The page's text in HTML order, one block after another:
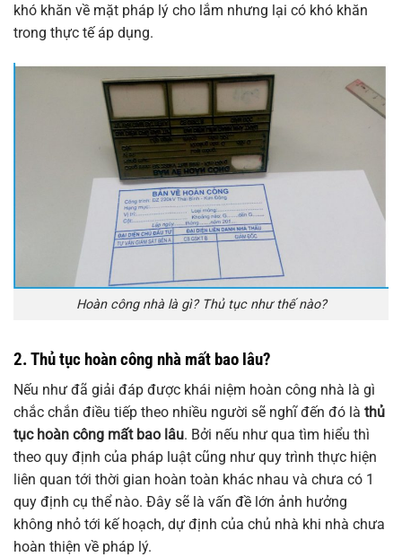
khó khăn về mặt pháp lý cho lắm nhưng lại có khó khăn
trong thực tế áp dụng.
Hoàn công nhà là gì? Thủ tục như thế nào?
2. Thủ tục hoàn công nhà mất bao lâu?
Nếu như đã giải đáp được khái niệm hoàn công nhà là gì
chắc chắn điều tiếp theo nhiều người sẽ nghĩ đến đó là thủ
tục hoàn công mất bao lâu. Bởi nếu như qua tìm hiểu thì
theo quy định của pháp luật cũng như quy trình thực hiện
liên quan tới thời gian hoàn toàn khác nhau và chưa có 1
quy định cụ thể nào. Đây sẽ là vấn đề lớn ảnh hưởng
không nhỏ tới kế hoạch, dự định của chủ nhà khi nhà chưa
hoàn thiện về pháp lý.